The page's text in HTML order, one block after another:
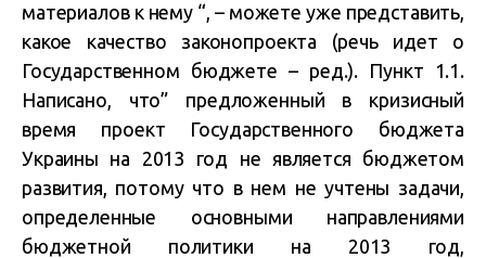
материалов к нему “, – можете уже представить,
какое качество законопроекта (речь идет о
Государственном бюджете – ред.). Пункт 1.1.
Написано, что” предложенный в кризисный
время проект Государственного бюджета
Украины на 2013 год не является бюджетом
развития, потому что в нем не учтены задачи,
определенные основными направлениями
бюджетной политики на 2013 год,